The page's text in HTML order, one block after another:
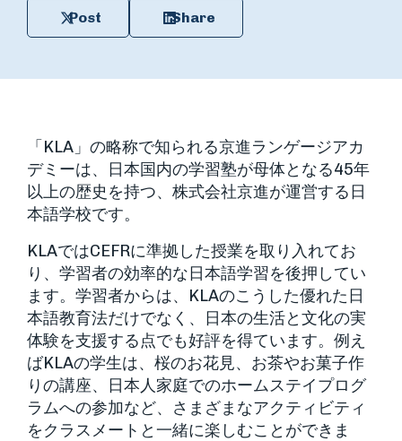
Post Share
「KLA」の略称で知られる京進ランゲージアカ
デミーは、日本国内の学習塾が母体となる45年
以上の歴史を持つ、株式会社京進が運営する日
本語学校です。
KLAではCEFRに準拠した授業を取り入れてお
り、学習者の効率的な日本語学習を後押してい
ます。学習者からは、KLAのこうした優れた日
本語教育法だけでなく、日本の生活と文化の実
体験を支援する点でも好評を得ています。例え
ばKLAの学生は、桜のお花見、お茶やお菓子作
りの講座、日本人家庭でのホームステイプログ
ラムへの参加など、さまざまなアクティビティ
をクラスメートと一緒に楽しむことができま